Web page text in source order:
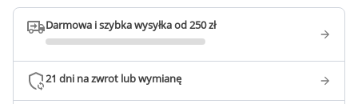
Darmowa i szybka wysyłka od 250 zł
21 dni na zwrot lub wymianę